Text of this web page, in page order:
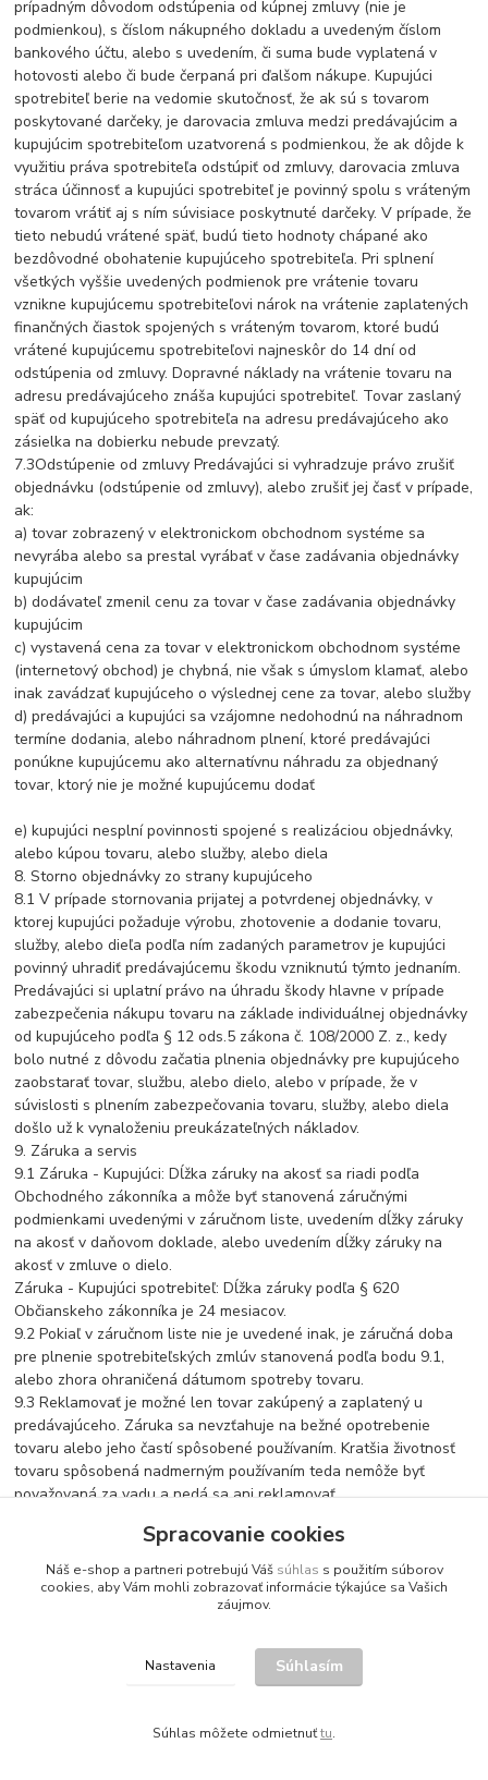
prípadným dôvodom odstúpenia od kúpnej zmluvy (nie je
podmienkou), s číslom nákupného dokladu a uvedeným číslom
bankového účtu, alebo s uvedením, či suma bude vyplatená v
hotovosti alebo či bude čerpaná pri ďalšom nákupe. Kupujúci
spotrebiteľ berie na vedomie skutočnosť, že ak sú s tovarom
poskytované darčeky, je darovacia zmluva medzi predávajúcim a
kupujúcim spotrebiteľom uzatvorená s podmienkou, že ak dôjde k
využitiu práva spotrebiteľa odstúpiť od zmluvy, darovacia zmluva
stráca účinnosť a kupujúci spotrebiteľ je povinný spolu s vráteným
tovarom vrátiť aj s ním súvisiace poskytnuté darčeky. V prípade, že
tieto nebudú vrátené späť, budú tieto hodnoty chápané ako
bezdôvodné obohatenie kupujúceho spotrebiteľa. Pri splnení
všetkých vyššie uvedených podmienok pre vrátenie tovaru
vznikne kupujúcemu spotrebiteľovi nárok na vrátenie zaplatených
finančných čiastok spojených s vráteným tovarom, ktoré budú
vrátené kupujúcemu spotrebiteľovi najneskôr do 14 dní od
odstúpenia od zmluvy. Dopravné náklady na vrátenie tovaru na
adresu predávajúceho znáša kupujúci spotrebiteľ. Tovar zaslaný
späť od kupujúceho spotrebiteľa na adresu predávajúceho ako
zásielka na dobierku nebude prevzatý.
7.3Odstúpenie od zmluvy Predávajúci si vyhradzuje právo zrušiť
objednávku (odstúpenie od zmluvy), alebo zrušiť jej časť v prípade,
ak:
a) tovar zobrazený v elektronickom obchodnom systéme sa
nevyrába alebo sa prestal vyrábať v čase zadávania objednávky
kupujúcim
b) dodávateľ zmenil cenu za tovar v čase zadávania objednávky
kupujúcim
c) vystavená cena za tovar v elektronickom obchodnom systéme
(internetový obchod) je chybná, nie však s úmyslom klamať, alebo
inak zavádzať kupujúceho o výslednej cene za tovar, alebo služby
d) predávajúci a kupujúci sa vzájomne nedohodnú na náhradnom
termíne dodania, alebo náhradnom plnení, ktoré predávajúci
ponúkne kupujúcemu ako alternatívnu náhradu za objednaný
tovar, ktorý nie je možné kupujúcemu dodať
e) kupujúci nesplní povinnosti spojené s realizáciou objednávky,
alebo kúpou tovaru, alebo služby, alebo diela
8. Storno objednávky zo strany kupujúceho
8.1 V prípade stornovania prijatej a potvrdenej objednávky, v
ktorej kupujúci požaduje výrobu, zhotovenie a dodanie tovaru,
služby, alebo dieľa podľa ním zadaných parametrov je kupujúci
povinný uhradiť predávajúcemu škodu vzniknutú týmto jednaním.
Predávajúci si uplatní právo na úhradu škody hlavne v prípade
zabezpečenia nákupu tovaru na základe individuálnej objednávky
od kupujúceho podľa § 12 ods.5 zákona č. 108/2000 Z. z., kedy
bolo nutné z dôvodu začatia plnenia objednávky pre kupujúceho
zaobstarať tovar, službu, alebo dielo, alebo v prípade, že v
súvislosti s plnením zabezpečovania tovaru, služby, alebo diela
došlo už k vynaloženiu preukázateľných nákladov.
9. Záruka a servis
9.1 Záruka - Kupujúci: Dĺžka záruky na akosť sa riadi podľa
Obchodného zákonníka a môže byť stanovená záručnými
podmienkami uvedenými v záručnom liste, uvedením dĺžky záruky
na akosť v daňovom doklade, alebo uvedením dĺžky záruky na
akosť v zmluve o dielo.
Záruka - Kupujúci spotrebiteľ: Dĺžka záruky podľa § 620
Občianskeho zákonníka je 24 mesiacov.
9.2 Pokiaľ v záručnom liste nie je uvedené inak, je záručná doba
pre plnenie spotrebiteľských zmlúv stanovená podľa bodu 9.1,
alebo zhora ohraničená dátumom spotreby tovaru.
9.3 Reklamovať je možné len tovar zakúpený a zaplatený u
predávajúceho. Záruka sa nevzťahuje na bežné opotrebenie
tovaru alebo jeho častí spôsobené používaním. Kratšia životnosť
tovaru spôsobená nadmerným používaním teda nemôže byť
považovaná za vadu a nedá sa ani reklamovať.
riadiť sa reklamačným poriadkom predávajúceho. Tovar nie je
možné bez komunikácie s predávajúcim poslať na jeho adresu.
Kupujúci by sa takto vystavil riziku že reklamácia nebude prijatá.
9.5 Kupujúci je zodpovedný za prepravu reklamovaného tovaru k
spôsobené. Náklady na prepravu reklamovaného tovaru smerom
od kupujúceho k predávajúcemu, alebo priamo do servisného
Spätnú prepravu po vybavení oprávnenej reklamácie hradí
predávajúci. Ak je to možné, tovar na reklamáciu odporúčame
Spracovanie cookies
Náš e-shop a partneri potrebujú Váš súhlas s použitím súborov
cookies, aby Vám mohli zobrazovať informácie týkajúce sa Vašich
záujmov.
Nastavenia Súhlasím
Súhlas môžete odmietnuťtu.